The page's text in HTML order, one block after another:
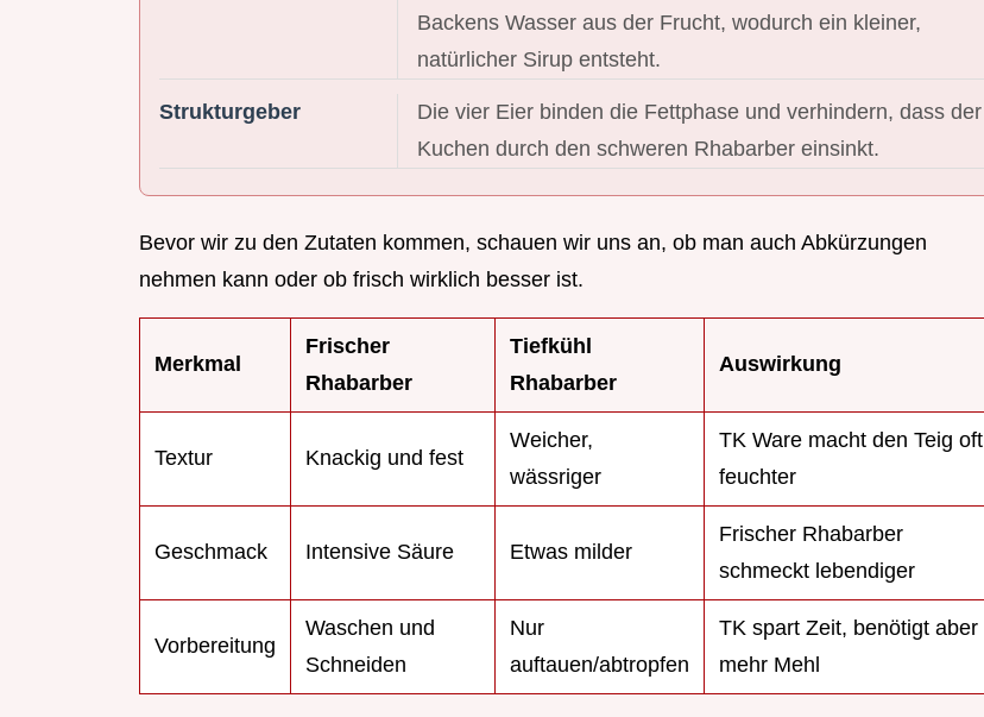
Backens Wasser aus der Frucht, wodurch ein kleiner,
natürlicher Sirup entsteht.
Strukturgeber
Die vier Eier binden die Fettphase und verhindern, dass der
Kuchen durch den schweren Rhabarber einsinkt.
Bevor wir zu den Zutaten kommen, schauen wir uns an, ob man auch Abkürzungen
nehmen kann oder ob frisch wirklich besser ist.
Merkmal
Frischer
Rhabarber
Tiefkühl
Rhabarber
Auswirkung
Textur Knackig und fest
Weicher,
wässriger
TK Ware macht den Teig oft
feuchter
Geschmack Intensive Säure Etwas milder
Frischer Rhabarber
schmeckt lebendiger
Vorbereitung
Waschen und
Schneiden
Nur
auftauen/abtropfen
TK spart Zeit, benötigt aber
mehr Mehl